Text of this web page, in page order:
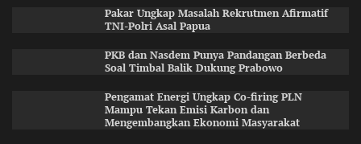
Pakar Ungkap Masalah Rekrutmen Afirmatif
TNI-Polri Asal Papua
PKB dan Nasdem Punya Pandangan Berbeda
Soal Timbal Balik Dukung Prabowo
Pengamat Energi Ungkap Co-firing PLN
Mampu Tekan Emisi Karbon dan
Mengembangkan Ekonomi Masyarakat